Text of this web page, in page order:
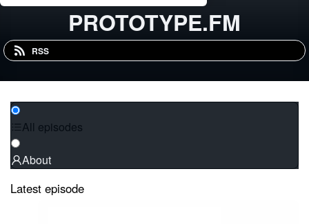
PROTOTYPE.FM
RSS
All episodes
About
Latest episode